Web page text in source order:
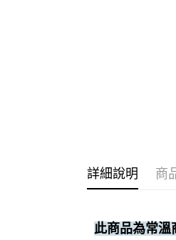
詳細說明 商
此商品為常溫